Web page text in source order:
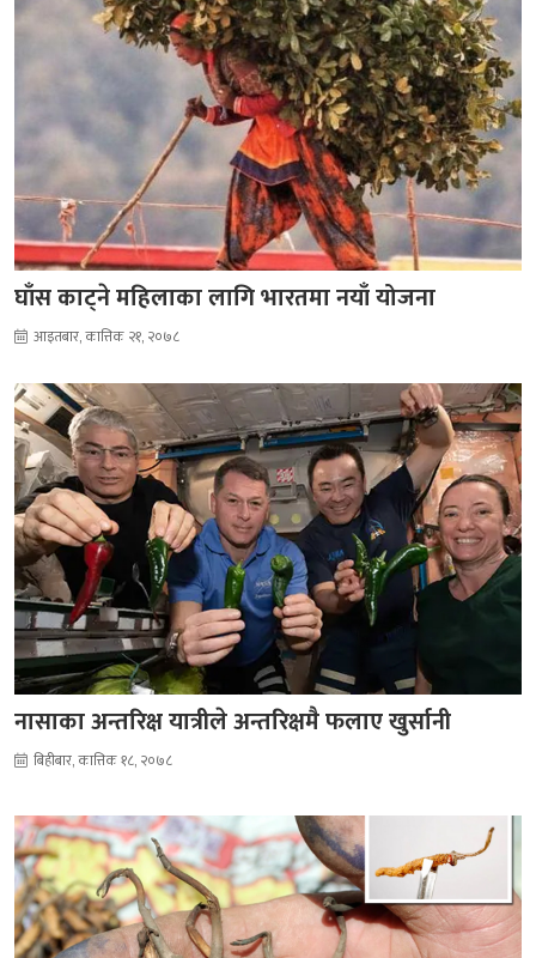
घाँस काट्ने महिलाका लागि भारतमा नयाँ योजना
आइतबार, कात्तिक २१, २०७८
नासाका अन्तरिक्ष यात्रीले अन्तरिक्षमै फलाए खुर्सानी
बिहीबार, कात्तिक १८, २०७८